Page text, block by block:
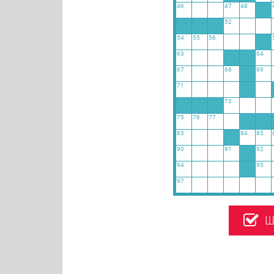
46 47 48
52
54 55 56
63 64
67 68 69
71
73
75 76 77
83 84 85
90 91 92
94 95
97